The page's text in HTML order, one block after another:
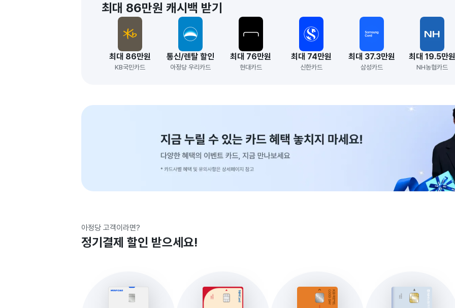
최대 86만원 캐시백 받기
최대 86만원
KB국민카드
통신/렌탈 할인
아정당 우리카드
최대 76만원
현대카드
최대 74만원
신한카드
최대 37.3만원
삼성카드
최대 19.5만원
NH농협카드
아정당 고객이라면?
정기결제 할인 받으세요!